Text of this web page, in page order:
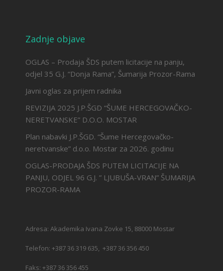
Zadnje objave
OGLAS – Prodaja ŠDS putem licitacije na panju,
odjel 35 G.J. “Donja Rama”, Šumarija Prozor-Rama
Javni oglas za prijem radnika
REVIZIJA 2025 J.P.ŠGD “ŠUME HERCEGOVAČKO-
NERETVANSKE” D.O.O. MOSTAR
Plan nabavki J.P.ŠGD. “Šume Hercegovačko-
neretvanske” d.o.o. Mostar za 2026. godinu
OGLAS-PRODAJA ŠDS PUTEM LICITACIJE NA
PANJU, ODJEL 96 G.J. ” LJUBUŠA-VRAN” ŠUMARIJA
PROZOR-RAMA
Adresa: Akademika Ivana Zovke 15, 88000 Mostar
Telefon: +387 36 319 635, +387 36 356 450
Faks: +387 36 356 455